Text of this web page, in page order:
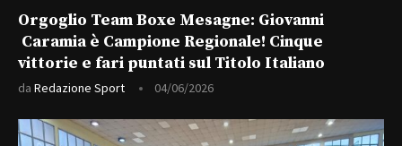
Orgoglio Team Boxe Mesagne: Giovanni
Caramia è Campione Regionale! Cinque
vittorie e fari puntati sul Titolo Italiano
da Redazione Sport 04/06/2026